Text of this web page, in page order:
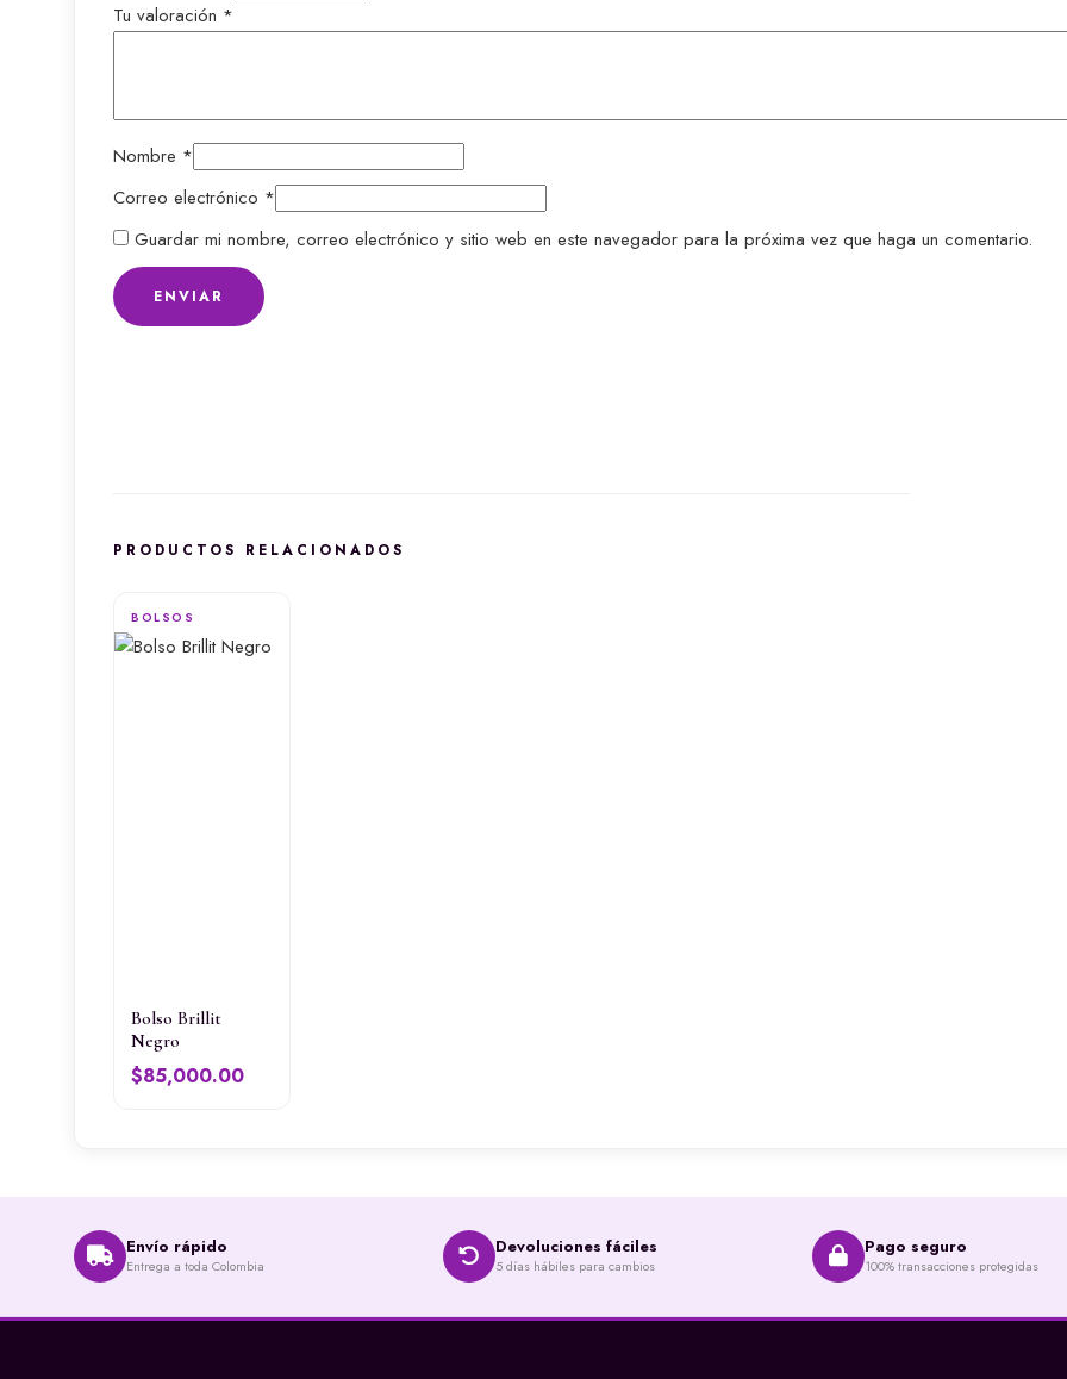
Tu valoración *
Nombre *
Correo electrónico *
Guardar mi nombre, correo electrónico y sitio web en este navegador para la próxima vez que haga un comentario.
PRODUCTOS RELACIONADOS
BOLSOS
Bolso Brillit
Negro
$85,000.00
Envío rápido
Entrega a toda Colombia
Devoluciones fáciles
5 días hábiles para cambios
Pago seguro
100% transacciones protegidas